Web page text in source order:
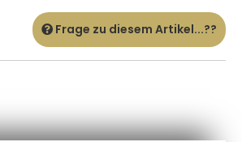
Frage zu diesem Artikel...??